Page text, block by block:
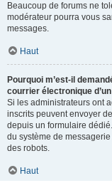
Beaucoup de forums ne
modérateur pourra vous
messages.
Haut
Pourquoi m’est-il
courrier électronique
Si les administrateurs ont
inscrits peuvent envoyer
depuis un formulaire
du système de
des robots.
Haut